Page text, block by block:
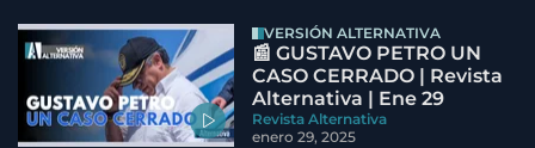
VERSIÓN ALTERNATIVA
📰 GUSTAVO PETRO UN
CASO CERRADO | Revista
Alternativa | Ene 29
Revista Alternativa
enero 29, 2025